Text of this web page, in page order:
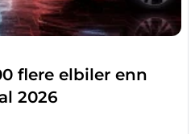
flere elbiler enn
2026